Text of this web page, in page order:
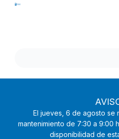
Pasar
El jueves, 6 de agosto se
mantenimiento de 7:30 a 9:00
disponibilidad de